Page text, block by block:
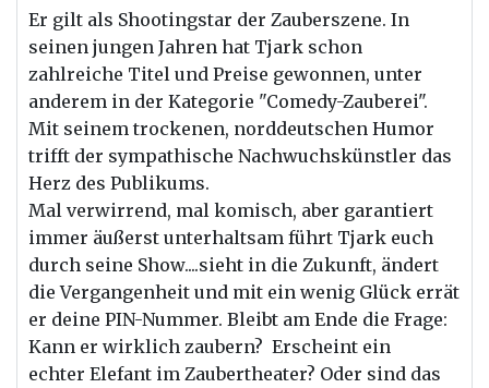
Er gilt als Shootingstar der Zauberszene. In
seinen jungen Jahren hat Tjark schon
zahlreiche Titel und Preise gewonnen, unter
anderem in der Kategorie "Comedy-Zauberei".
Mit seinem trockenen, norddeutschen Humor
trifft der sympathische Nachwuchskünstler das
Herz des Publikums.
Mal verwirrend, mal komisch, aber garantiert
immer äußerst unterhaltsam führt Tjark euch
durch seine Show....sieht in die Zukunft, ändert
die Vergangenheit und mit ein wenig Glück errät
er deine PIN-Nummer. Bleibt am Ende die Frage:
Kann er wirklich zaubern? Erscheint ein
echter Elefant im Zaubertheater? Oder sind das